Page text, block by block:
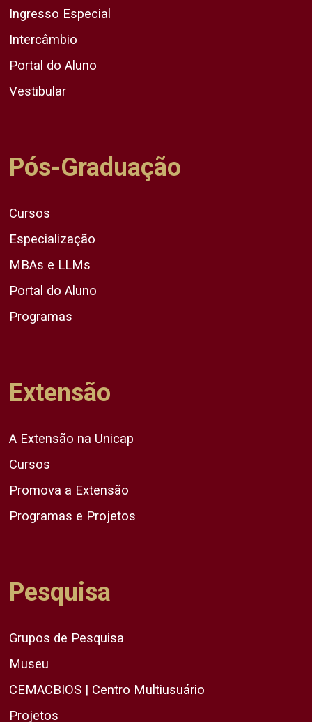
Ingresso Especial
Intercâmbio
Portal do Aluno
Vestibular
Pós-Graduação
Cursos
Especialização
MBAs e LLMs
Portal do Aluno
Programas
Extensão
A Extensão na Unicap
Cursos
Promova a Extensão
Programas e Projetos
Pesquisa
Grupos de Pesquisa
Museu
CEMACBIOS | Centro Multiusuário
Projetos